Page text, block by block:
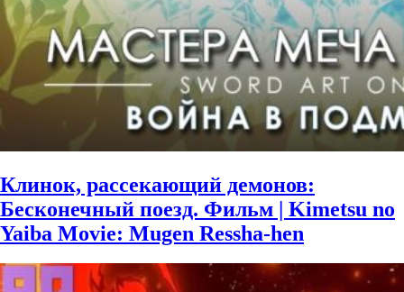
Клинок, рассекающий демонов:
Бесконечный поезд. Фильм | Kimetsu no
Yaiba Movie: Mugen Ressha-hen